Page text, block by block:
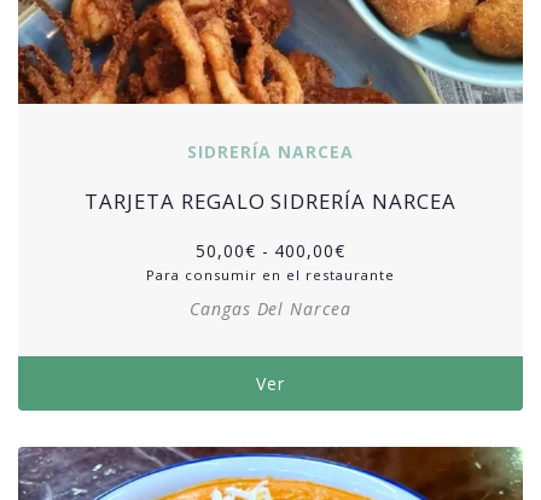
SIDRERÍA NARCEA
TARJETA REGALO SIDRERÍA NARCEA
50,00€ - 400,00€
Para consumir en el restaurante
Cangas Del Narcea
Ver